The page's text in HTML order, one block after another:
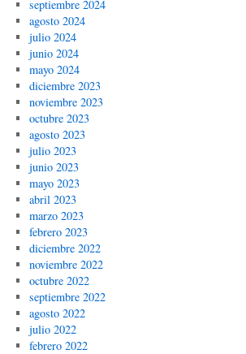
septiembre 2024
agosto 2024
julio 2024
junio 2024
mayo 2024
diciembre 2023
noviembre 2023
octubre 2023
agosto 2023
julio 2023
junio 2023
mayo 2023
abril 2023
marzo 2023
febrero 2023
diciembre 2022
noviembre 2022
octubre 2022
septiembre 2022
agosto 2022
julio 2022
febrero 2022